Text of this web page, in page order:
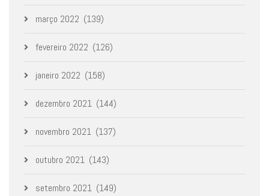
março 2022 (139)
fevereiro 2022 (126)
janeiro 2022 (158)
dezembro 2021 (144)
novembro 2021 (137)
outubro 2021 (143)
setembro 2021 (149)